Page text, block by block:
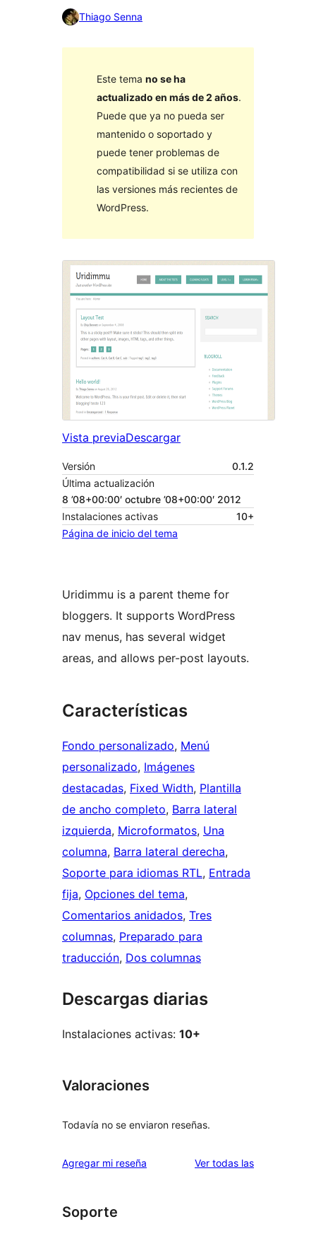
Thiago Senna
Este tema no se ha
actualizado en más de 2 años.
Puede que ya no pueda ser
mantenido o soportado y
puede tener problemas de
compatibilidad si se utiliza con
las versiones más recientes de
WordPress.
Vista previaDescargar
Versión
0.1.2
Última actualización
8 ’08+00:00′ octubre ’08+00:00′ 2012
Instalaciones activas
10+
Página de inicio del tema
Uridimmu is a parent theme for
bloggers. It supports WordPress
nav menus, has several widget
areas, and allows per-post layouts.
Características
Fondo personalizado, Menú
personalizado, Imágenes
destacadas, Fixed Width, Plantilla
de ancho completo, Barra lateral
izquierda, Microformatos, Una
columna, Barra lateral derecha
Soporte para idiomas RTL, Entrada
fija, Opciones del tema
Comentarios anidados, Tres
columnas, Preparado para
traducción, Dos columnas
Descargas diarias
Instalaciones activas: 10+
Valoraciones
Todavía no se enviaron reseñas.
Agregar mi reseña Ver todas lasreseñas
Soporte